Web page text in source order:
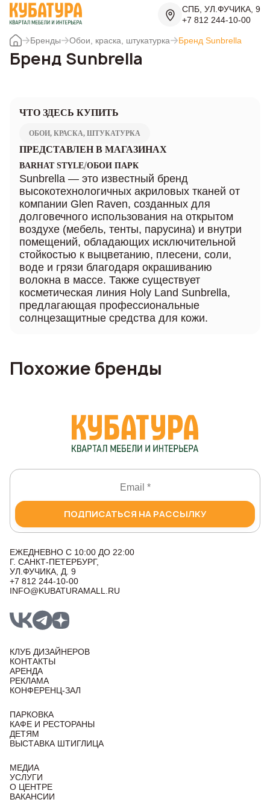
СПБ, УЛ.ФУЧИКА, 9
+7 812 244-10-00
Бренды Обои, краска, штукатурка Бренд Sunbrella
Бренд Sunbrella
ЧТО ЗДЕСЬ КУПИТЬ
ОБОИ, КРАСКА, ШТУКАТУРКА
ПРЕДСТАВЛЕН В МАГАЗИНАХ
BARHAT STYLE/ОБОИ ПАРК
Sunbrella — это известный бренд
высокотехнологичных акриловых тканей от
компании Glen Raven, созданных для
долговечного использования на открытом
воздухе (мебель, тенты, парусина) и внутри
помещений, обладающих исключительной
стойкостью к выцветанию, плесени, соли,
воде и грязи благодаря окрашиванию
волокна в массе. Также существует
косметическая линия Holy Land Sunbrella,
предлагающая профессиональные
солнцезащитные средства для кожи.
Похожие бренды
ПОДПИСАТЬСЯ НА РАССЫЛКУ
ЕЖЕДНЕВНО С 10:00 ДО 22:00
Г. САНКТ-ПЕТЕРБУРГ,
УЛ.ФУЧИКА, Д. 9
+7 812 244-10-00
INFO@KUBATURAMALL.RU
КЛУБ ДИЗАЙНЕРОВ
КОНТАКТЫ
АРЕНДА
РЕКЛАМА
КОНФЕРЕНЦ-ЗАЛ
ПАРКОВКА
КАФЕ И РЕСТОРАНЫ
ДЕТЯМ
ВЫСТАВКА ШТИГЛИЦА
МЕДИА
УСЛУГИ
О ЦЕНТРЕ
ВАКАНСИИ